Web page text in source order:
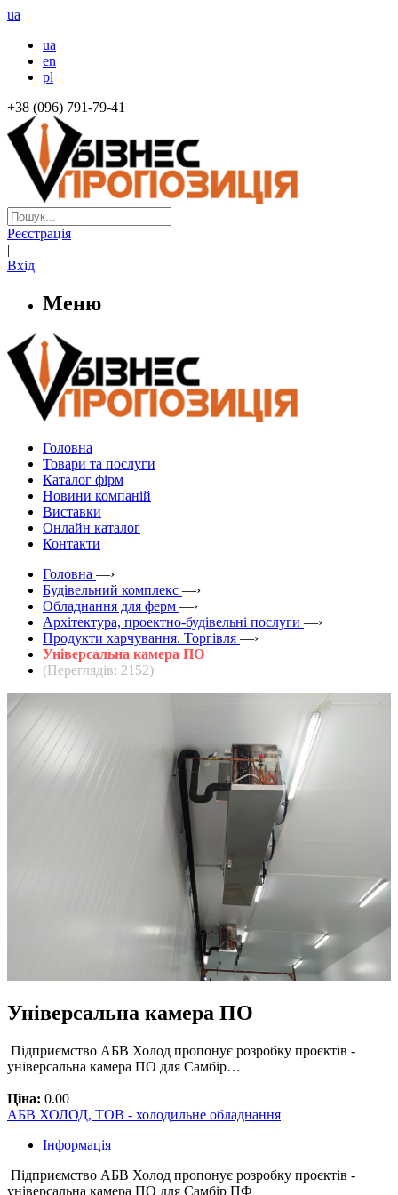
ua
ua
en
pl
+38 (096) 791-79-41
Реєстрація
|
Вхід
Меню
Головна
Товари та послуги
Каталог фірм
Новини компаній
Виставки
Онлайн каталог
Контакти
Головна —›
Будівельний комплекс —›
Обладнання для ферм —›
Архітектура, проектно-будівельні послуги —›
Продукти харчування. Торгівля —›
Універсальна камера ПО
(Переглядів: 2152)
Універсальна камера ПО
Підприємство АБВ Холод пропонує розробку проєктів -
універсальна камера ПО для Самбір…
Ціна: 0.00
АБВ ХОЛОД, ТОВ - холодильне обладнання
Інформація
Підприємство АБВ Холод пропонує розробку проєктів -
універсальна камера ПО для Самбір ПФ